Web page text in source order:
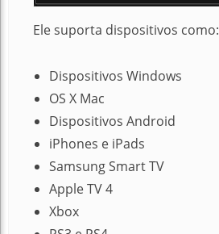
Ele suporta dispositivos como:
Dispositivos Windows
OS X Mac
Dispositivos Android
iPhones e iPads
Samsung Smart TV
Apple TV 4
Xbox